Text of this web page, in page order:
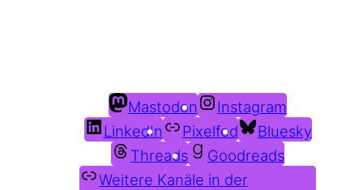
Mastodon
Instagram
LinkedIn
Pixelfed
Bluesky
Threads
Goodreads
Weitere Kanäle in der